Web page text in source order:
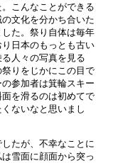
こんなことができる
文化を分かち合いた
た。祭り自体は毎年
日本のもっとも古い
人々の写真を見る
りをじかにこの目で
参加者は箕輪スキー
を滑るのは初めてで
ないなと思いまし
たが、不幸なことに
雪面に顔面から突っ